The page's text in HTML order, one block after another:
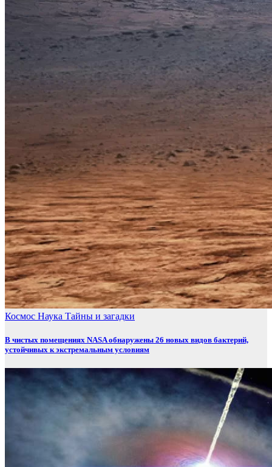
Космос Наука Тайны и загадки
В чистых помещениях NASA обнаружены 26 новых видов бактерий,
устойчивых к экстремальным условиям